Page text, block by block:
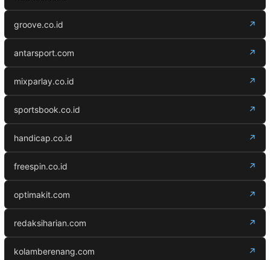
groove.co.id ↗
antarsport.com ↗
mixparlay.co.id ↗
sportsbook.co.id ↗
handicap.co.id ↗
freespin.co.id ↗
optimakit.com ↗
redaksiharian.com ↗
kolamberenang.com ↗